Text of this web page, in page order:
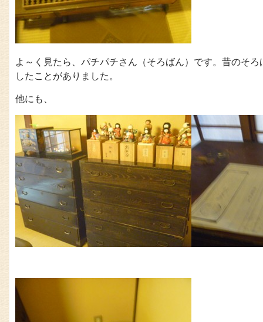
よ～く見たら、パチパチさん（そろばん）です。昔のそ
したことがありました。
他にも、